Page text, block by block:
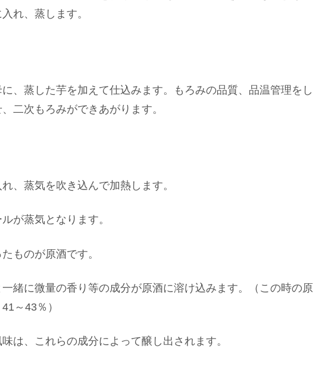
れ、蒸します。
、蒸した芋を加えて仕込みます。もろみの品質、品温管理をし
二次もろみができあがります。
、蒸気を吹き込んで加熱します。
が蒸気となります。
ものが原酒です。
緒に微量の香り等の成分が原酒に溶け込みます。（この時の原
～43％）
は、これらの成分によって醸し出されます。